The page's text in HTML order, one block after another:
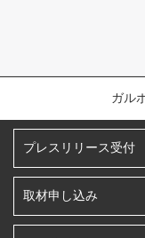
ガル
プレスリリース受付
取材申し込み